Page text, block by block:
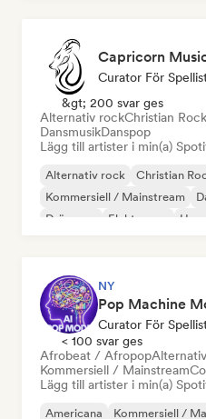
Capricorn
Curator För
&gt; 200 svar ges
Alternativ rockChristian Rock
DansmusikDanspop
Lägg till artister i min(a)
Alternativ rock
Christian
Kommersiell / Mainstream
Drömpop
Elektropop
NY
Curator För
< 100 svar ges
Afrobeat / Afropop
Kommersiell / Mainstream
Lägg till artister i min(a)
Americana Kommersiell /